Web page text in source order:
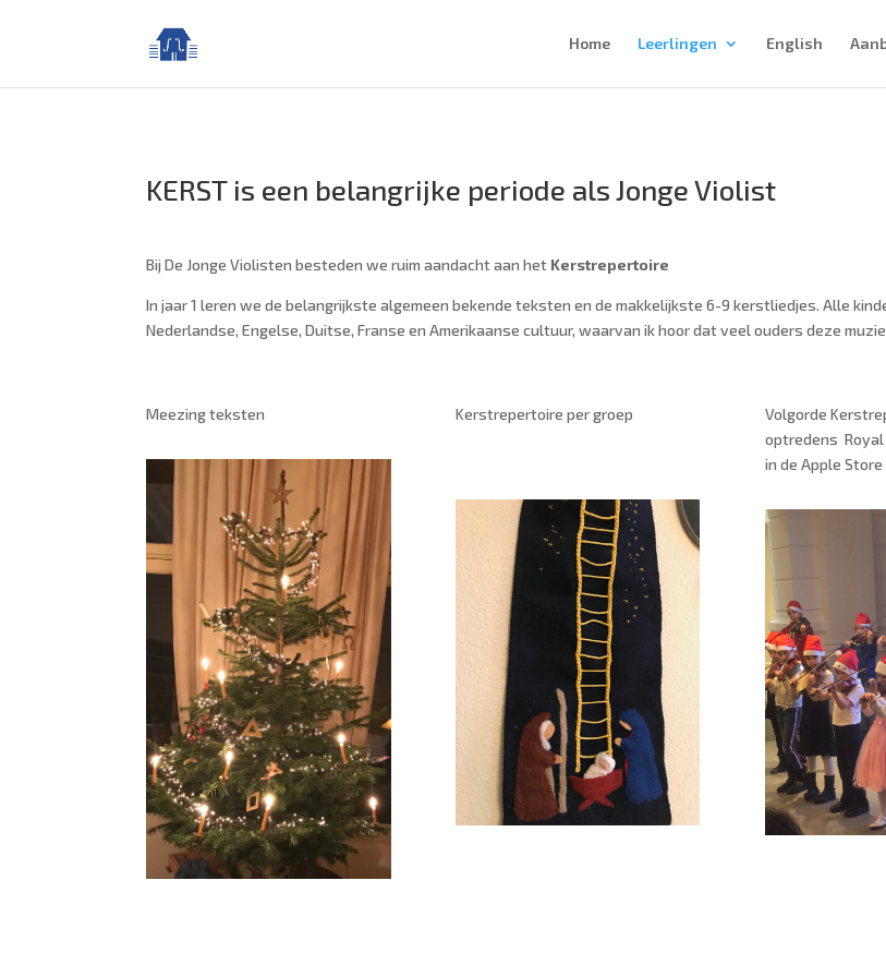
Home Leerlingen English
KERST is een belangrijke periode als Jonge Violist
Bij De Jonge Violisten besteden we ruim aandacht aan het Kerstrepertoire
Injaar 1 leren we de belangrijkstealgemeen bekende teksten en de makkelijkste 6-9 kerstliedjes. Alle
Nederlandse, Engelse, Duitse, Franse en Amerikaanse cultuur, waarvan ik hoor dat veel ouders deze
Meezing teksten Kerstrepertoire per groep
Volgorde
optredens Royal
in de Apple Store